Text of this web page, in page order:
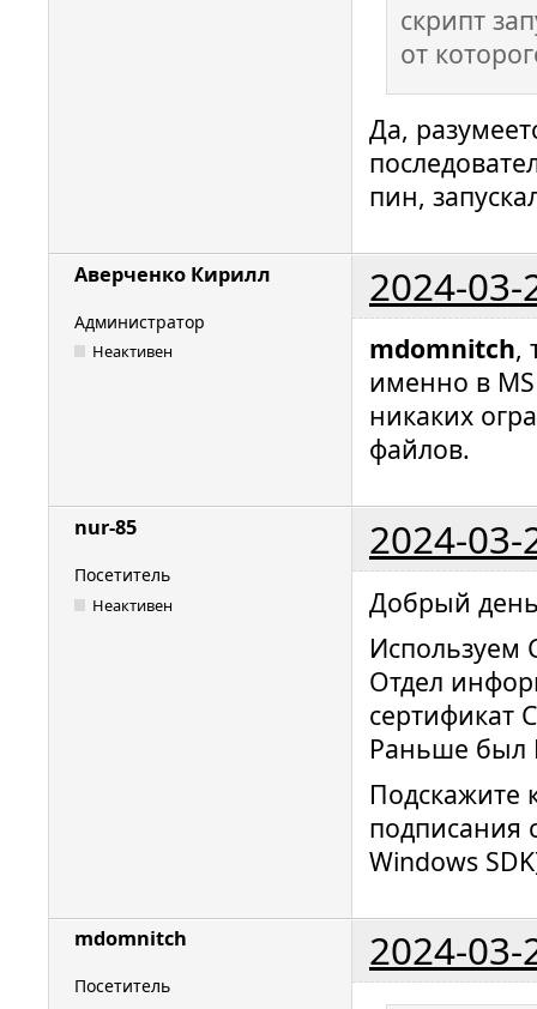
скрипт
от
Да,
пин,
Аверченко Кирилл 2024-03-
Администратор
Неактивен mdomnitch,
именно в
никаких
файлов.
nur-85 2024-03-
Посетитель
Неактивен
Добрый
Используем
Отдел
сертификат
Раньше был
Подскажите
подписания
Windows
mdomnitch 2024-03-
Посетитель